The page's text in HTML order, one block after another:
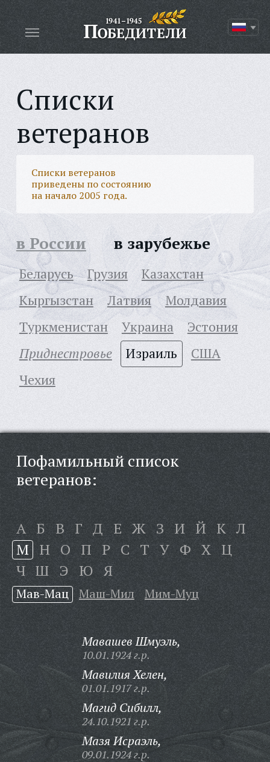
Списки
ветеранов
Списки ветеранов
приведены по состоянию
на начало 2005 года.
в России в зарубежье
Беларусь Грузия
Казахстан
Кыргызстан
Латвия
Молдавия
Туркменистан
Украина
Эстония
Приднестровье
Израиль
США
Чехия
Пофамильный список
ветеранов:
А Б В Г Д Е Ж З И Й К Л
М Н О П Р С Т У Ф Х Ц
Ч Ш Э Ю Я
Мав-Мац Маш-Мил Мим-Муц
Мавашев Шмуэль,
10.01.1924 г.р.
Мавилия Хелен,
01.01.1917 г.р.
Магид Сибилл,
24.10.1921 г.р.
Мазя Исраэль,
09.01.1924 г.р.